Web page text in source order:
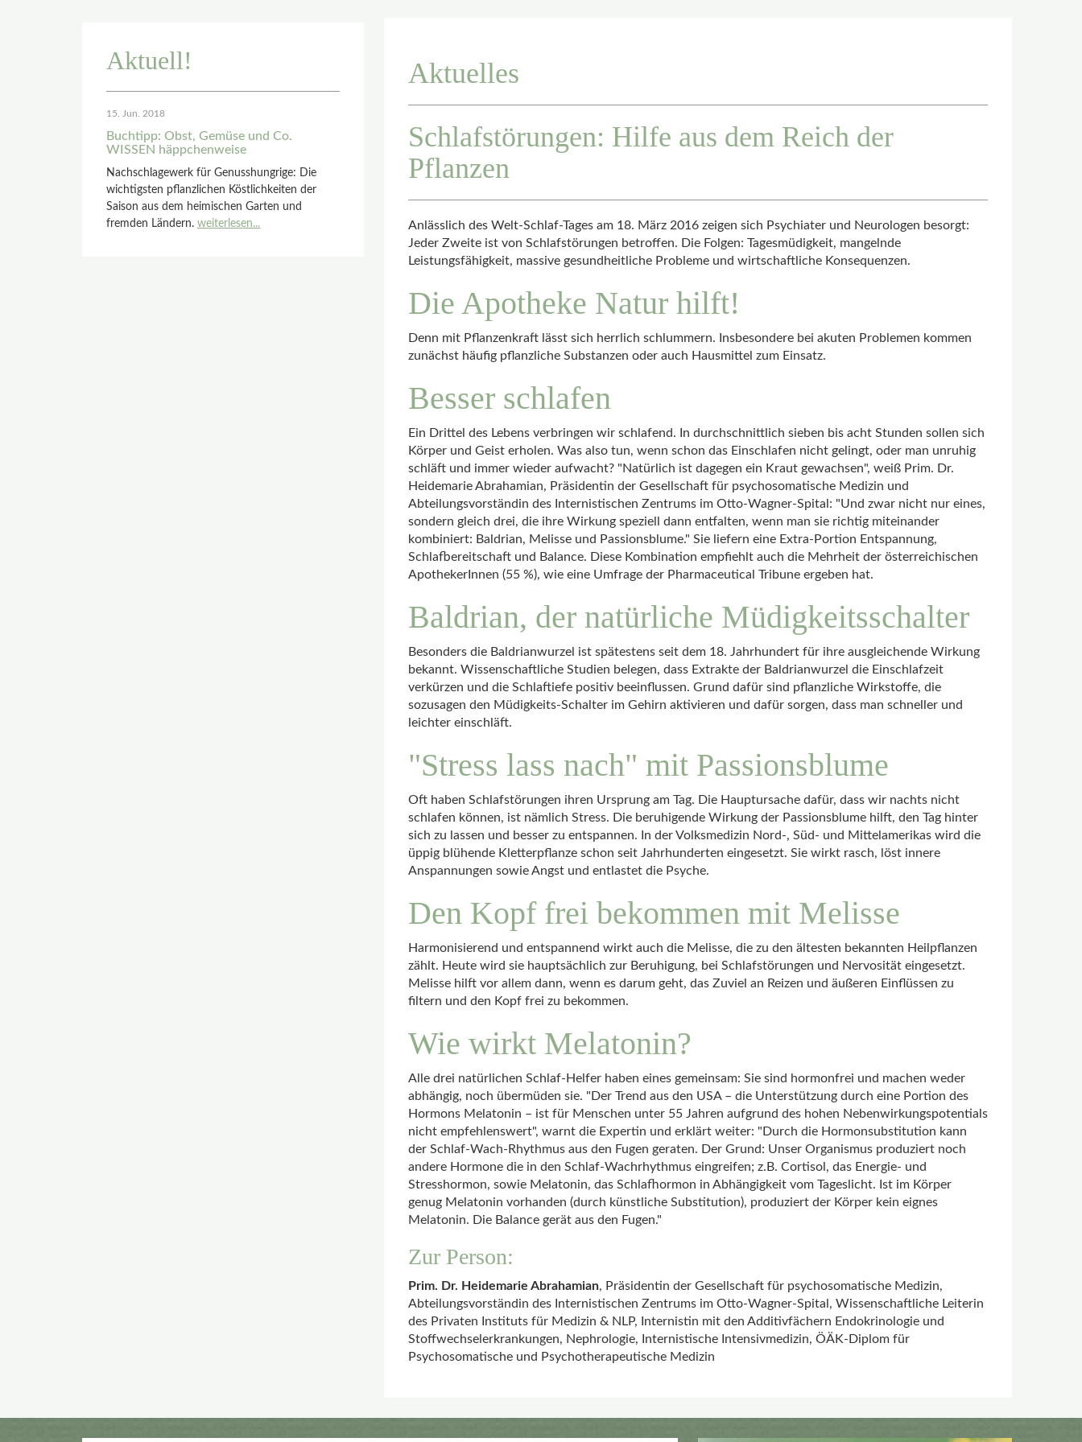
Aktuelles
Schlafstörungen: Hilfe aus dem Reich der
Pflanzen
Anlässlich des Welt-Schlaf-Tages am 18. März 2016 zeigen sich Psychiater und Neurologen besorgt:
Jeder Zweite ist von Schlafstörungen betroffen. Die Folgen: Tagesmüdigkeit, mangelnde
Leistungsfähigkeit, massive gesundheitliche Probleme und wirtschaftliche Konsequenzen.
Die Apotheke Natur hilft!
Denn mit Pflanzenkraft lässt sich herrlich schlummern. Insbesondere bei akuten Problemen kommen
zunächst häufig pflanzliche Substanzen oder auch Hausmittel zum Einsatz.
Besser schlafen
Ein Drittel des Lebens verbringen wir schlafend. In durchschnittlich sieben bis acht Stunden sollen sich
Körper und Geist erholen. Was also tun, wenn schon das Einschlafen nicht gelingt, oder man unruhig
schläft und immer wieder aufwacht? "Natürlich ist dagegen ein Kraut gewachsen", weiß Prim. Dr.
Heidemarie Abrahamian, Präsidentin der Gesellschaft für psychosomatische Medizin und
Abteilungsvorständin des Internistischen Zentrums im Otto-Wagner-Spital: "Und zwar nicht nur eines,
sondern gleich drei, die ihre Wirkung speziell dann entfalten, wenn man sie richtig miteinander
kombiniert: Baldrian, Melisse und Passionsblume." Sie liefern eine Extra-Portion Entspannung,
Schlafbereitschaft und Balance. Diese Kombination empfiehlt auch die Mehrheit der österreichischen
ApothekerInnen (55 %), wie eine Umfrage der Pharmaceutical Tribune ergeben hat.
Baldrian, der natürliche Müdigkeitsschalter
Besonders die Baldrianwurzel ist spätestens seit dem 18. Jahrhundert für ihre ausgleichende Wirkung
bekannt. Wissenschaftliche Studien belegen, dass Extrakte der Baldrianwurzel die Einschlafzeit
verkürzen und die Schlaftiefe positiv beeinflussen. Grund dafür sind pflanzliche Wirkstoffe, die
sozusagen den Müdigkeits-Schalter im Gehirn aktivieren und dafür sorgen, dass man schneller und
leichter einschläft.
"Stress lass nach" mit Passionsblume
Oft haben Schlafstörungen ihren Ursprung am Tag. Die Hauptursache dafür, dass wir nachts nicht
schlafen können, ist nämlich Stress. Die beruhigende Wirkung der Passionsblume hilft, den Tag hinter
sich zu lassen und besser zu entspannen. In der Volksmedizin Nord-, Süd- und Mittelamerikas wird die
üppig blühende Kletterpflanze schon seit Jahrhunderten eingesetzt. Sie wirkt rasch, löst innere
Anspannungen sowie Angst und entlastet die Psyche.
Den Kopf frei bekommen mit Melisse
Harmonisierend und entspannend wirkt auch die Melisse, die zu den ältesten bekannten Heilpflanzen
zählt. Heute wird sie hauptsächlich zur Beruhigung, bei Schlafstörungen und Nervosität eingesetzt.
Melisse hilft vor allem dann, wenn es darum geht, das Zuviel an Reizen und äußeren Einflüssen zu
filtern und den Kopf frei zu bekommen.
Wie wirkt Melatonin?
Alle drei natürlichen Schlaf-Helfer haben eines gemeinsam: Sie sind hormonfrei und machen weder
abhängig, noch übermüden sie. "Der Trend aus den USA – die Unterstützung durch eine Portion des
Hormons Melatonin – ist für Menschen unter 55 Jahren aufgrund des hohen Nebenwirkungspotentials
nicht empfehlenswert", warnt die Expertin und erklärt weiter: "Durch die Hormonsubstitution kann
der Schlaf-Wach-Rhythmus aus den Fugen geraten. Der Grund: Unser Organismus produziert noch
andere Hormone die in den Schlaf-Wachrhythmus eingreifen; z.B. Cortisol, das Energie- und
Stresshormon, sowie Melatonin, das Schlafhormon in Abhängigkeit vom Tageslicht. Ist im Körper
genug Melatonin vorhanden (durch künstliche Substitution), produziert der Körper kein eignes
Melatonin. Die Balance gerät aus den Fugen."
Zur Person:
Prim. Dr. Heidemarie Abrahamian, Präsidentin der Gesellschaft für psychosomatische Medizin,
Abteilungsvorständin des Internistischen Zentrums im Otto-Wagner-Spital, Wissenschaftliche Leiterin
des Privaten Instituts für Medizin & NLP, Internistin mit den Additivfächern Endokrinologie und
Stoffwechselerkrankungen, Nephrologie, Internistische Intensivmedizin, ÖÄK-Diplom für
Psychosomatische und Psychotherapeutische Medizin
Aktuell!
15. Jun. 2018
Buchtipp: Obst, Gemüse und Co.
WISSEN häppchenweise
Nachschlagewerk für Genusshungrige: Die
wichtigsten pflanzlichen Köstlichkeiten der
Saison aus dem heimischen Garten und
fremden Ländern. weiterlesen...